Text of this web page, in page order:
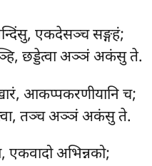
एकदेसञ्च सङ्गहं;
छड्डेत्वा अञ्ञं अकंसु ते.
आकप्पकरणीयानि च;
तञ्च अञ्ञं अकंसु ते.
एकवादो अभिन्नको;